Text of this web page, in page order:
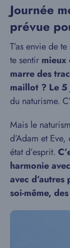
Journée
prévue
T’as envie de
te sentir mieux
marre des
maillot ? Le
du naturisme.
Mais le
d’Adam et
état d’esprit.
harmonie
avec d’autres
soi-même,